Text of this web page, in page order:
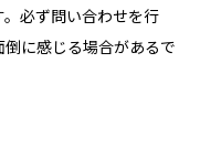
必ず問い合わせを行
に感じる場合があるで